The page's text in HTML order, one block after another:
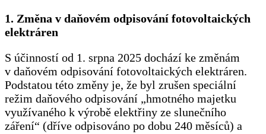
1. Změna v daňovém odpisování fotovoltaických
elektráren
S účinností od 1. srpna 2025 dochází ke změnám
v daňovém odpisování fotovoltaických elektráren.
Podstatou této změny je, že byl zrušen speciální
režim daňového odpisování „hmotného majetku
využívaného k výrobě elektřiny ze slunečního
záření“ (dříve odpisováno po dobu 240 měsíců) a